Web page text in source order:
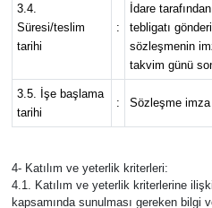
3.4.
Süresi/teslim
tarihi
:
İdare
tebligatı
sözleşmenin
takvim günü
3.5. İşe başlama
tarihi
: Sözleşme imza
4- Katılım ve yeterlik kriterleri:
4.1. Katılım ve yeterlik kriterlerine
kapsamında sunulması gereken bilgi